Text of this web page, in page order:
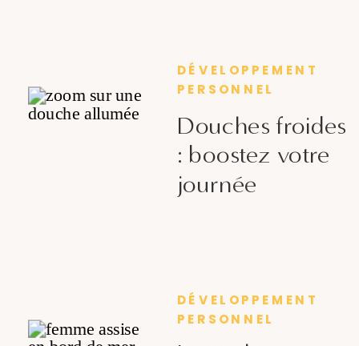
Douches froides
: boostez votre
journée
DÉVELOPPEMENT
PERSONNEL
DÉVELOPPEMENT
PERSONNEL